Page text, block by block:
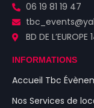
06 19 81 19 47
BD DE
INFORMATIONS
Accueil Tbc
Nos Services de